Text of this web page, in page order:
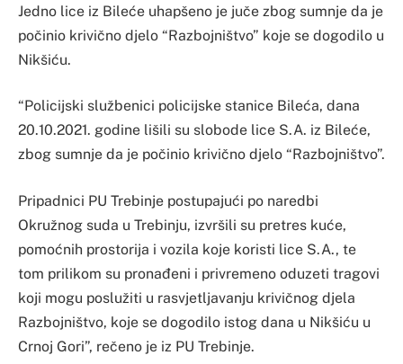
Jedno lice iz Bileće uhapšeno je juče zbog sumnje da je
počinio krivično djelo “Razbojništvo” koje se dogodilo u
Nikšiću.
“Policijski službenici policijske stanice Bileća, dana
20.10.2021. godine lišili su slobode lice S.A. iz Bileće,
zbog sumnje da je počinio krivično djelo “Razbojništvo”.
Pripadnici PU Trebinje postupajući po naredbi
Okružnog suda u Trebinju, izvršili su pretres kuće,
pomoćnih prostorija i vozila koje koristi lice S.A., te
tom prilikom su pronađeni i privremeno oduzeti tragovi
koji mogu poslužiti u rasvjetljavanju krivičnog djela
Razbojništvo, koje se dogodilo istog dana u Nikšiću u
Crnoj Gori”, rečeno je iz PU Trebinje.